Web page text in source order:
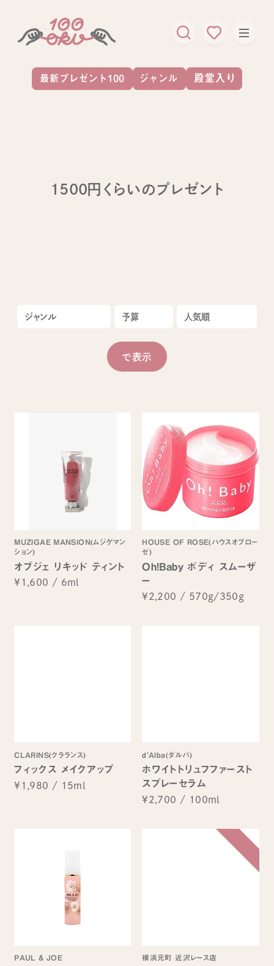
1500円くらいのプレゼント
MUZIGAE MANSION(ムジゲマン
ション)
オブジェ リキッド ティント
¥1,600 / 6ml
HOUSE OF ROSE(ハウスオブロー
ゼ)
Oh!Baby ボディ スムーザ
ー
¥2,200 / 570g/350g
CLARINS(クラランス)
フィックス メイクアップ
¥1,980 / 15ml
d'Alba(ダルバ)
ホワイトトリュフファースト
スプレーセラム
¥2,700 / 100ml
PAUL & JOE 横浜元町 近沢レース店